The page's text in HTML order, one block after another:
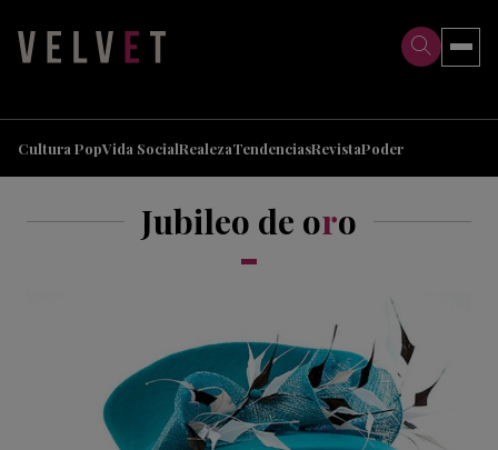
Cultura PopVida SocialRealezaTendenciasRevistaPoder
Jubileo de oro